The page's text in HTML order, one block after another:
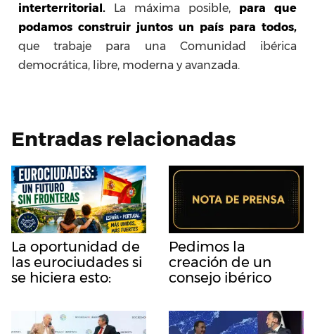
interterritorial. La máxima posible, para que
podamos construir juntos un país para todos,
que trabaje para una Comunidad ibérica
democrática, libre, moderna y avanzada.
Entradas relacionadas
La oportunidad de
las eurociudades si
se hiciera esto:
Pedimos la
creación de un
consejo ibérico